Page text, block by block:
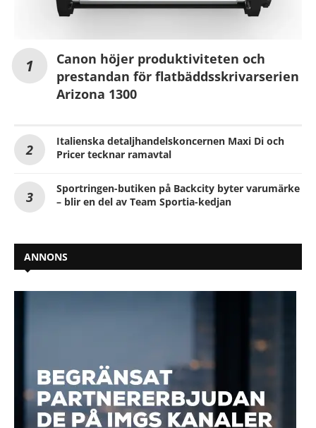
Canon höjer produktiviteten och
prestandan för flatbäddsskrivarserien
Arizona 1300
Italienska detaljhandelskoncernen Maxi Di och
Pricer tecknar ramavtal
Sportringen-butiken på Backcity byter varumärke
– blir en del av Team Sportia-kedjan
ANNONS